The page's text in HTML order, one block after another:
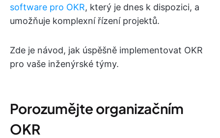
software pro OKR, který je dnes k dispozici, a
umožňuje komplexní řízení projektů.
Zde je návod, jak úspěšně implementovat OKR
pro vaše inženýrské týmy.
Porozumějte organizačním
OKR